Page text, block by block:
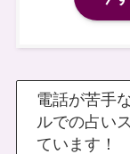
電話が苦手
ルでの占い
ています！